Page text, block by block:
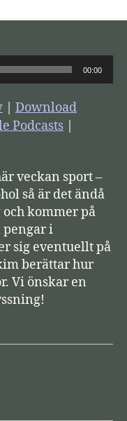
00:00
Download
Podcasts
veckan sport –
så är det ändå
och kommer på
pengar i
sig eventuellt på
berättar hur
Vi önskar en